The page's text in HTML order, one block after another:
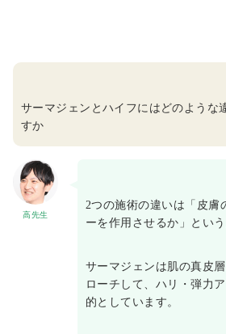
サーマジェンとハイフにはどのような
すか
高先生
2つの施術の違いは「皮膚
ーを作用させるか」という
サーマジェンは肌の真皮
ローチして、ハリ・弾力
的としています。